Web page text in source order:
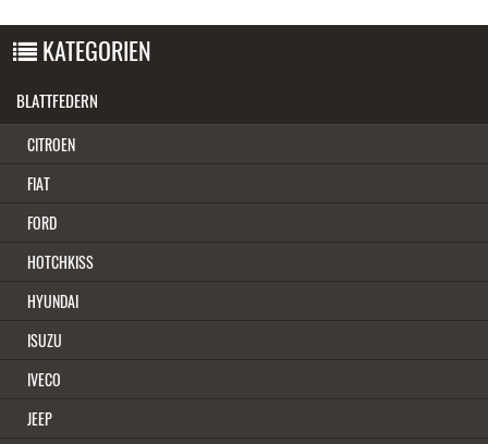
KATEGORIEN
BLATTFEDERN
CITROEN
FIAT
FORD
HOTCHKISS
HYUNDAI
ISUZU
IVECO
JEEP